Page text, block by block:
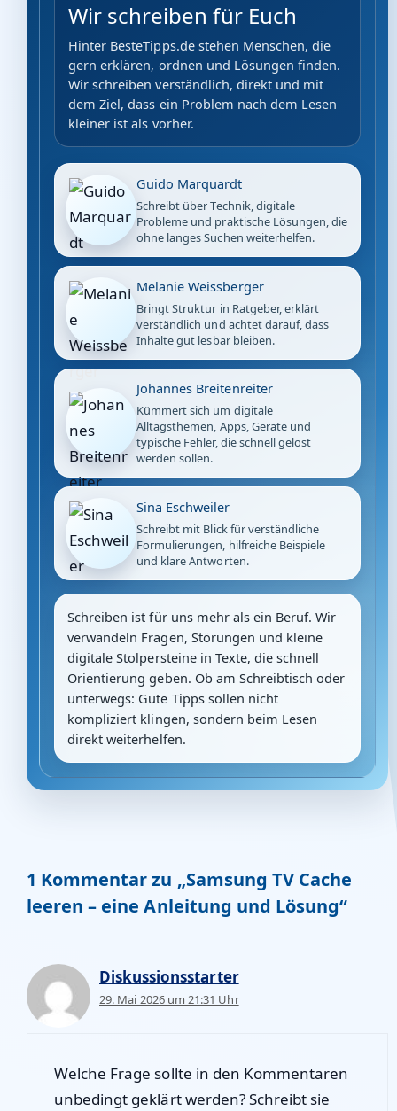
Wir schreiben für Euch
Hinter BesteTipps.de stehen Menschen, die
gern erklären, ordnen und Lösungen finden.
Wir schreiben verständlich, direkt und mit
dem Ziel, dass ein Problem nach dem Lesen
kleiner ist als vorher.
Guido Marquardt
Schreibt über Technik, digitale
Probleme und praktische Lösungen, die
ohne langes Suchen weiterhelfen.
Melanie Weissberger
Bringt Struktur in Ratgeber, erklärt
verständlich und achtet darauf, dass
Inhalte gut lesbar bleiben.
Johannes Breitenreiter
Kümmert sich um digitale
Alltagsthemen, Apps, Geräte und
typische Fehler, die schnell gelöst
werden sollen.
Sina Eschweiler
Schreibt mit Blick für verständliche
Formulierungen, hilfreiche Beispiele
und klare Antworten.
Schreiben ist für uns mehr als ein Beruf. Wir
verwandeln Fragen, Störungen und kleine
digitale Stolpersteine in Texte, die schnell
Orientierung geben. Ob am Schreibtisch oder
unterwegs: Gute Tipps sollen nicht
kompliziert klingen, sondern beim Lesen
direkt weiterhelfen.
1 Kommentar zu „Samsung TV Cache
leeren – eine Anleitung und Lösung“
Diskussionsstarter
29. Mai 2026 um 21:31 Uhr
Welche Frage sollte in den Kommentaren
unbedingt geklärt werden? Schreibt sie